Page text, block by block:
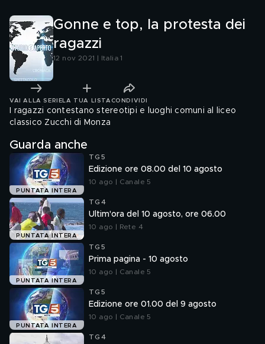
Gonne e top, la protesta dei
ragazzi
12 nov 2021 | Italia 1
VAI ALLA SERIE LA TUA LISTA CONDIVIDI
I ragazzi contestano stereotipi e luoghi comuni al liceo
classico Zucchi di Monza
Guarda anche
PUNTATA INTERA
TG5
Edizione ore 08.00 del 10 agosto
10 ago | Canale 5
PUNTATA INTERA
TG4
Ultim'ora del 10 agosto, ore 06.00
10 ago | Rete 4
PUNTATA INTERA
TG5
Prima pagina - 10 agosto
10 ago | Canale 5
PUNTATA INTERA
TG5
Edizione ore 01.00 del 9 agosto
10 ago | Canale 5
TG4